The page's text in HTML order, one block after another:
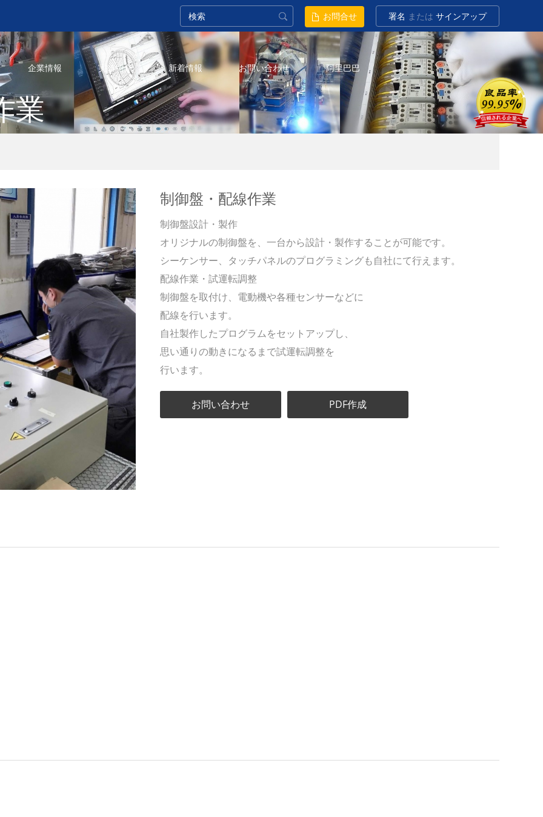
お問合せ 署名 または サインアップ
企業情報 実績紹介 新着情報 お問い合わせ 阿里巴巴
業
制御盤・配線作業
制御盤設計・製作
オリジナルの制御盤を、一台から設計・製作することが可能です。
シーケンサー、タッチパネルのプログラミングも自社にて行えます。
配線作業・試運転調整
制御盤を取付け、電動機や各種センサーなどに
配線を行います。
自社製作したプログラムをセットアップし、
思い通りの動きになるまで試運転調整を
行います。
お問い合わせ PDF作成